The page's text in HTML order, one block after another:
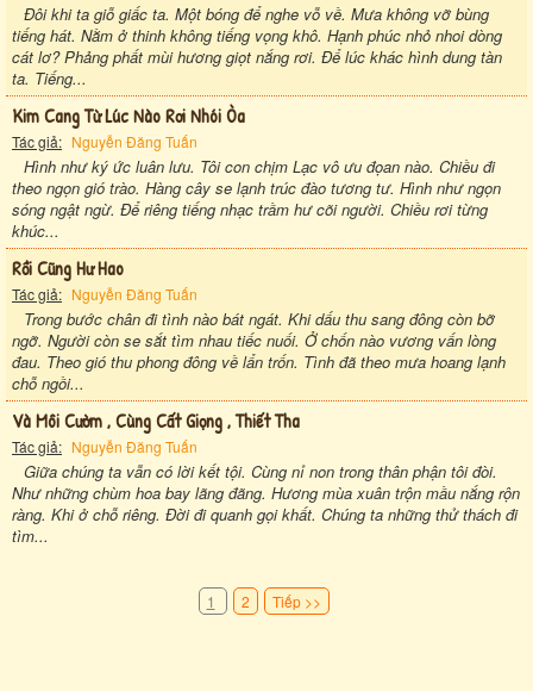
Đôi khi ta giỗ giấc ta. Một bóng để nghe vỗ về. Mưa không vỡ bùng
tiếng hát. Nằm ở thinh không tiếng vọng khô. Hạnh phúc nhỏ nhoi dòng
cát lơ? Phảng phất mùi hương giọt nắng rơi. Để lúc khác hình dung tàn
ta. Tiếng...
Kim Cang Từ Lúc Nào Rơi Nhói Òa
Tác giả: Nguyễn Đăng Tuấn
Hình như ký ức luân lưu. Tôi con chịm Lạc vô ưu đọan nào. Chiều đi
theo ngọn gió trào. Hàng cây se lạnh trúc đào tương tư. Hình như ngọn
sóng ngật ngừ. Để riêng tiếng nhạc trầm hư cõi người. Chiều rơi từng
khúc...
Rồi Cũng Hư Hao
Tác giả: Nguyễn Đăng Tuấn
Trong bước chân đi tình nào bát ngát. Khi dấu thu sang đông còn bỡ
ngỡ. Người còn se sắt tìm nhau tiếc nuối. Ở chốn nào vương vấn lòng
đau. Theo gió thu phong đông về lẩn trốn. Tình đã theo mưa hoang lạnh
chỗ ngồi...
Và Môi Cườm , Cùng Cất Giọng , Thiết Tha
Tác giả: Nguyễn Đăng Tuấn
Giữa chúng ta vẫn có lời kết tội. Cùng nỉ non trong thân phận tôi đòi.
Như những chùm hoa bay lãng đãng. Hương mùa xuân trộn mầu nắng rộn
ràng. Khi ở chỗ riêng. Đời đi quanh gọi khất. Chúng ta những thử thách đi
tìm...
1 2 Tiếp >>